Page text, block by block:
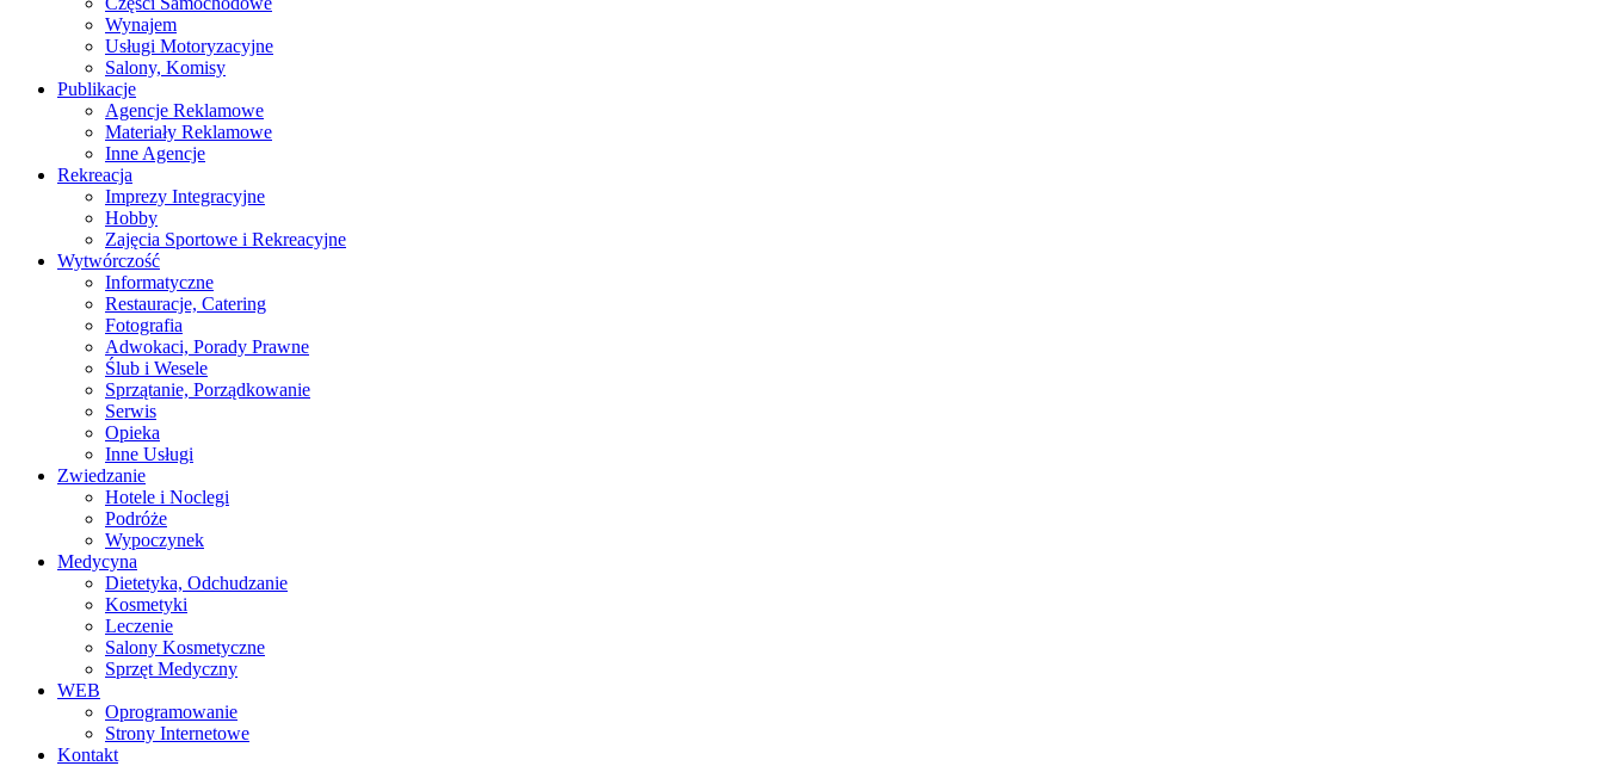
Wynajem
Usługi Motoryzacyjne
Salony, Komisy
Publikacje
Agencje Reklamowe
Materiały Reklamowe
Inne Agencje
Rekreacja
Imprezy Integracyjne
Hobby
Zajęcia Sportowe i Rekreacyjne
Wytwórczość
Informatyczne
Restauracje, Catering
Fotografia
Adwokaci, Porady Prawne
Ślub i Wesele
Sprzątanie, Porządkowanie
Serwis
Opieka
Inne Usługi
Zwiedzanie
Hotele i Noclegi
Podróże
Wypoczynek
Medycyna
Dietetyka, Odchudzanie
Kosmetyki
Leczenie
Salony Kosmetyczne
Sprzęt Medyczny
WEB
Oprogramowanie
Strony Internetowe
Kontakt